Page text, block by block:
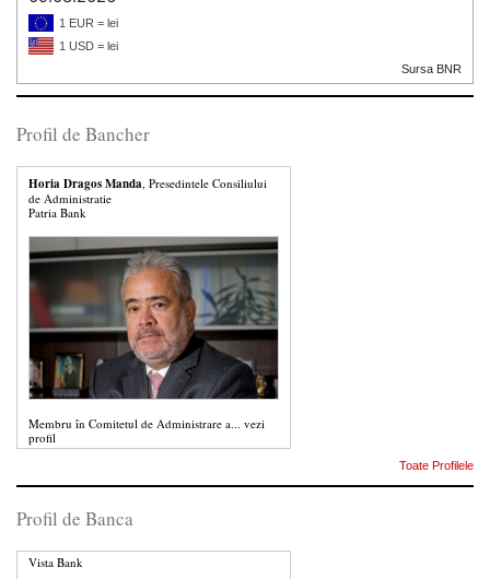
1 EUR = lei
1 USD = lei
Sursa BNR
Profil de Bancher
Horia Dragos Manda, Presedintele Consiliului
de Administratie
Patria Bank
Membru în Comitetul de Administrare a... vezi
profil
Toate Profilele
Profil de Banca
Vista Bank